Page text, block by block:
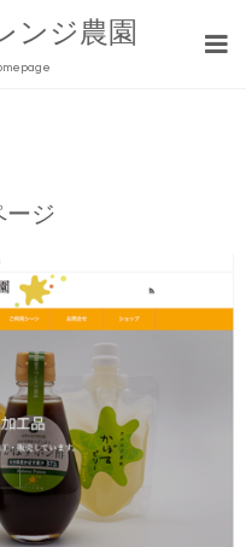
ンジ農園
ージ